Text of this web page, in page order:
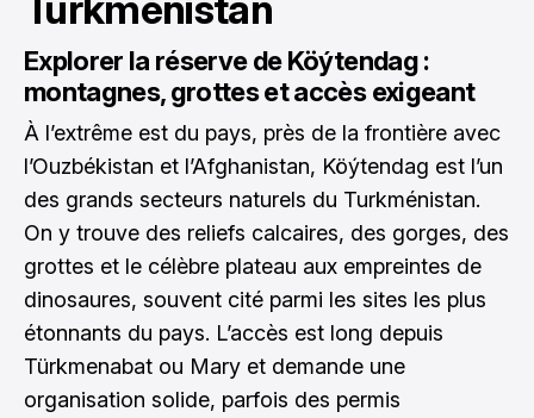
Explorer la réserve de Köýtendag :
montagnes, grottes et accès exigeant
À l’extrême est du pays, près de la frontière avec
l’Ouzbékistan et l’Afghanistan, Köýtendag est l’un
des grands secteurs naturels du Turkménistan.
On y trouve des reliefs calcaires, des gorges, des
grottes et le célèbre plateau aux empreintes de
dinosaures, souvent cité parmi les sites les plus
étonnants du pays. L’accès est long depuis
Türkmenabat ou Mary et demande une
organisation solide, parfois des permis